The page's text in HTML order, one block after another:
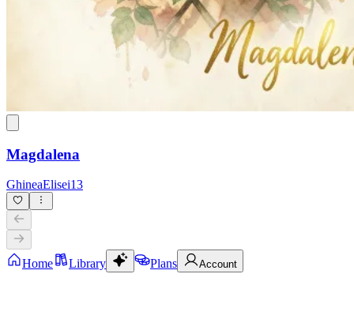
Magdalena
GhineaElisei13
Home Library Plans Account